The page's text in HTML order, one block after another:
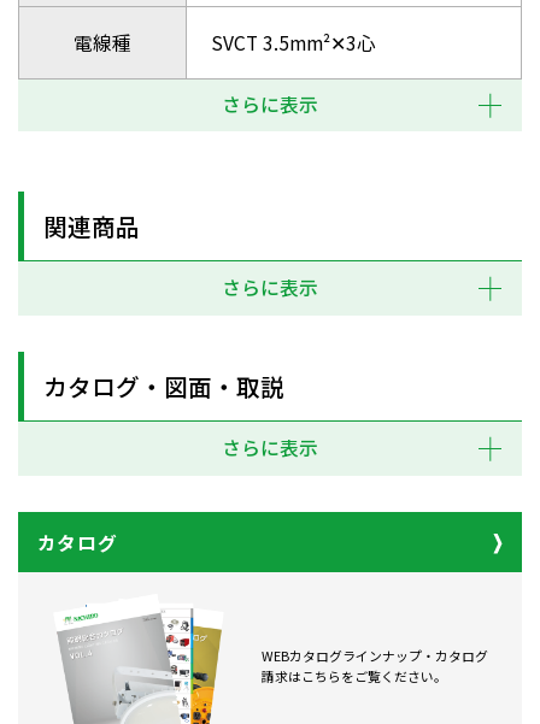
電線種 SVCT 3.5mm²✕3心
さらに表示
関連商品
さらに表示
カタログ・図面・取説
さらに表示
カタログ
WEBカタログラインナップ・カタログ
請求はこちらをご覧ください。